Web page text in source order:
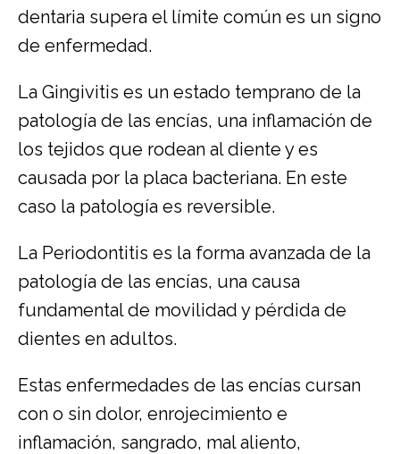
dentaria supera el límite común es un signo
de enfermedad.
La Gingivitis es un estado temprano de la
patología de las encías, una inflamación de
los tejidos que rodean al diente y es
causada por la placa bacteriana. En este
caso la patología es reversible.
La Periodontitis es la forma avanzada de la
patología de las encías, una causa
fundamental de movilidad y pérdida de
dientes en adultos.
Estas enfermedades de las encías cursan
con o sin dolor, enrojecimiento e
inflamación, sangrado, mal aliento,